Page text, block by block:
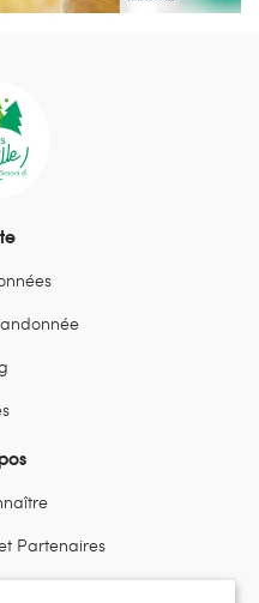
Partenaires